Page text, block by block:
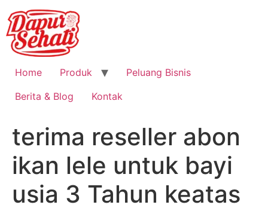
Home Produk
Peluang Bisnis
Berita & Blog
Kontak
terima reseller abon
ikan lele untuk bayi
usia 3 Tahun keatas